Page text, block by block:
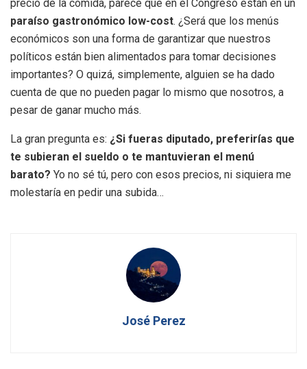
precio de la comida, parece que en el Congreso están en un
paraíso gastronómico low-cost. ¿Será que los menús
económicos son una forma de garantizar que nuestros
políticos están bien alimentados para tomar decisiones
importantes? O quizá, simplemente, alguien se ha dado
cuenta de que no pueden pagar lo mismo que nosotros, a
pesar de ganar mucho más.
La gran pregunta es: ¿Si fueras diputado, preferirías que
te subieran el sueldo o te mantuvieran el menú
barato? Yo no sé tú, pero con esos precios, ni siquiera me
molestaría en pedir una subida…
José Perez